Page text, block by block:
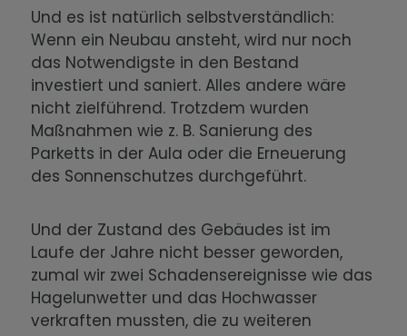
Und es ist natürlich selbstverständlich:
Wenn ein Neubau ansteht, wird nur noch
das Notwendigste in den Bestand
investiert und saniert. Alles andere wäre
nicht zielführend. Trotzdem wurden
Maßnahmen wie z. B. Sanierung des
Parketts in der Aula oder die Erneuerung
des Sonnenschutzes durchgeführt.
Und der Zustand des Gebäudes ist im
Laufe der Jahre nicht besser geworden,
zumal wir zwei Schadensereignisse wie das
Hagelunwetter und das Hochwasser
verkraften mussten, die zu weiteren